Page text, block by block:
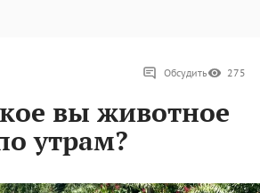
Обсудить 275
вы животное
утрам?